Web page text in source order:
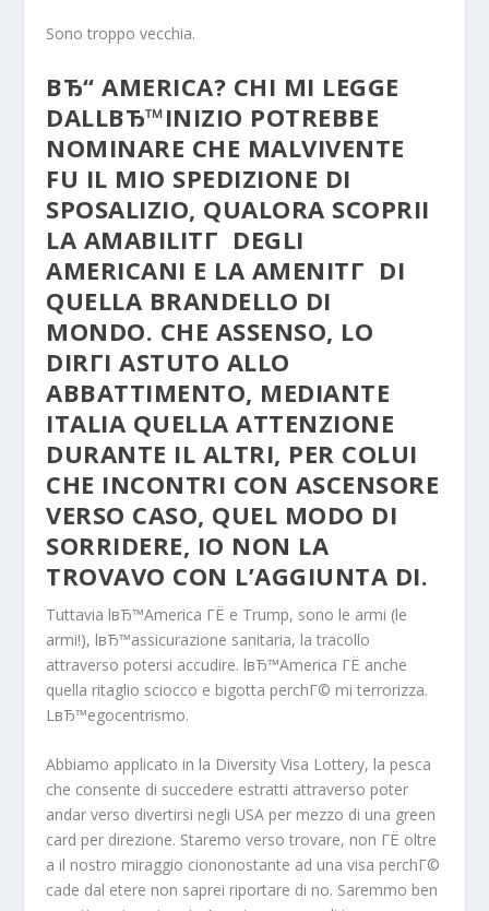
Sono troppo vecchia.
ВЂ“ AMERICA? CHI MI LEGGE
DALLВЂ™INIZIO POTREBBE
NOMINARE CHE MALVIVENTE
FU IL MIO SPEDIZIONE DI
SPOSALIZIO, QUALORA SCOPRII
LA AMABILITГ DEGLI
AMERICANI E LA AMENITГ DI
QUELLA BRANDELLO DI
MONDO. CHE ASSENSO, LO
DIRГІ ASTUTO ALLO
ABBATTIMENTO, MEDIANTE
ITALIA QUELLA ATTENZIONE
DURANTE IL ALTRI, PER COLUI
CHE INCONTRI CON ASCENSORE
VERSO CASO, QUEL MODO DI
SORRIDERE, IO NON LA
TROVAVO CON L’AGGIUNTA DI.
Tuttavia lвЂ™America ГЁ e Trump, sono le armi (le
armi!), lвЂ™assicurazione sanitaria, la tracollo
attraverso potersi accudire. lвЂ™America ГЁ anche
quella ritaglio sciocco e bigotta perchГ© mi terrorizza.
LвЂ™egocentrismo.
Abbiamo applicato in la Diversity Visa Lottery, la pesca
che consente di succedere estratti attraverso poter
andar verso divertirsi negli USA per mezzo di una green
card per direzione. Staremo verso trovare, non ГЁ oltre
a il nostro miraggio ciononostante ad una visa perchГ©
cade dal etere non saprei riportare di no. Saremmo ben